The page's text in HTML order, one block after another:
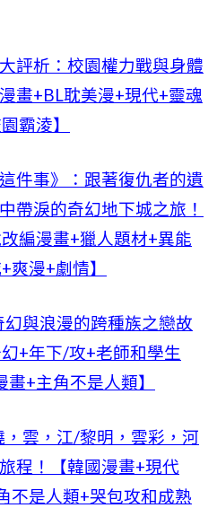
評析：校園權力戰與身體
畫+BL耽美漫+現代+靈魂
霸淩】
件事》：跟著復仇者的遺
帶淚的奇幻地下城之旅！
編漫畫+獵人題材+異能
漫+劇情】
幻與浪漫的跨種族之戀故
+年下/攻+老師和學生
+主角不是人類】
，雲，江/黎明，雲彩，河
程！【韓國漫畫+現代
不是人類+哭包攻和成熟